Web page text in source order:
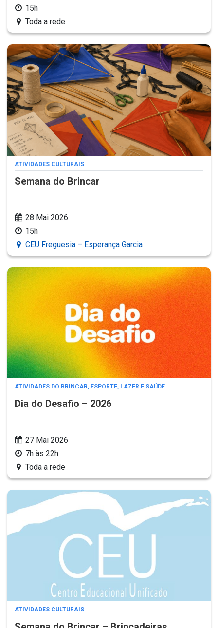
15h
Toda a rede
ATIVIDADES CULTURAIS
Semana do Brincar
28 Mai 2026
15h
CEU Freguesia – Esperança Garcia
ATIVIDADES DO BRINCAR, ESPORTE, LAZER E SAÚDE
Dia do Desafio – 2026
27 Mai 2026
7h às 22h
Toda a rede
ATIVIDADES CULTURAIS